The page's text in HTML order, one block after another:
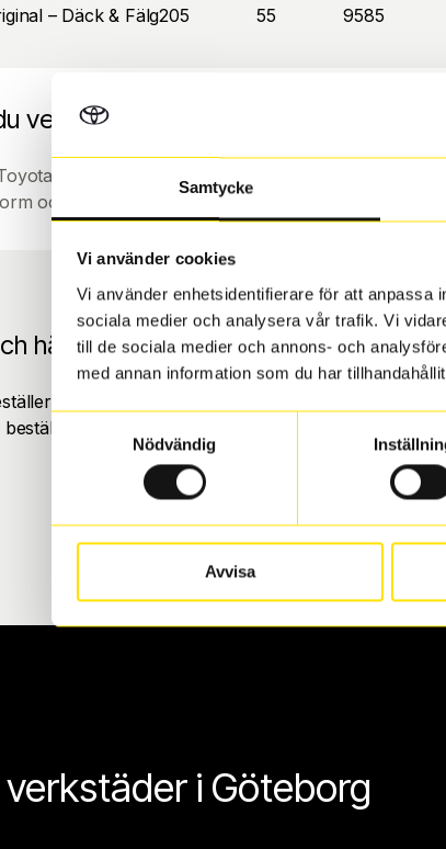
Samtycke
Vi använder cookies
Vi använder enhetsidentifierare för att anpassa
sociala medier och analysera vår trafik. Vi
till de sociala medier och annons- och
med annan information som du har
Samtyckesval
Nödvändig
Avvisa
– Däck & Fälg205 55 9585
veta mer om Toyota original
original vinterhjul får du samma säkerhet,
och finish som bilens original delar.
hämta hos Däckspecialen
dina nya däck eller fälgar hos oss levereras
beställningen anger du datum och tid för
i Göteborg